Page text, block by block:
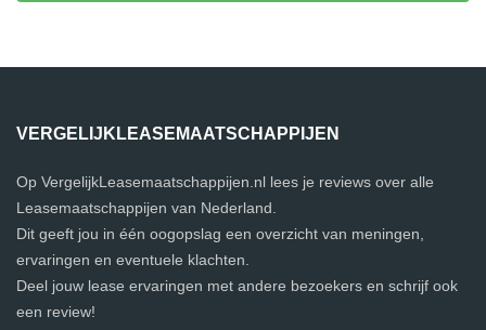
VERGELIJKLEASEMAATSCHAPPIJEN
Op VergelijkLeasemaatschappijen.nl lees je reviews over alle
Leasemaatschappijen van Nederland.
Dit geeft jou in één oogopslag een overzicht van meningen,
ervaringen en eventuele klachten.
Deel jouw lease ervaringen met andere bezoekers en schrijf ook
een review!